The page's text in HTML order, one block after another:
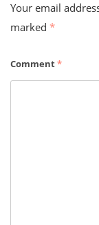
Your email
marked *
Comment*